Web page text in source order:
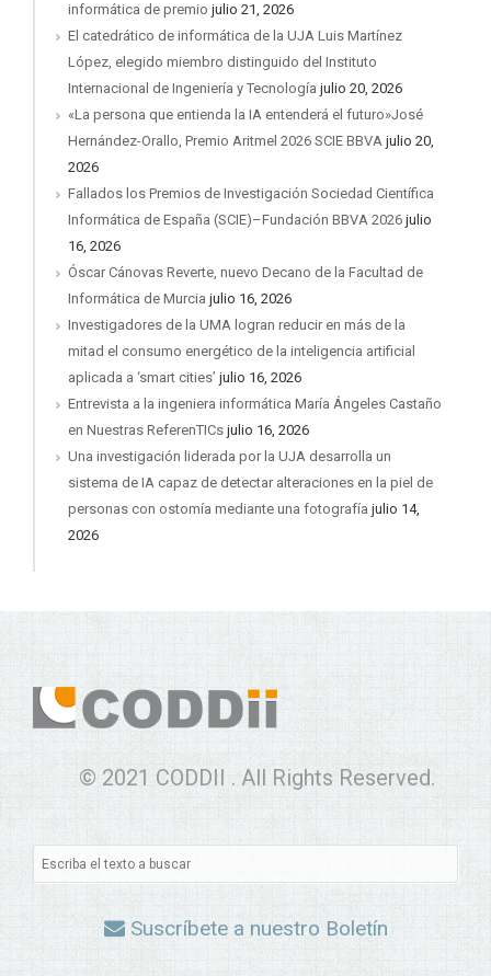
informática de premio julio 21, 2026
El catedrático de informática de la UJA Luis Martínez
López, elegido miembro distinguido del Instituto
Internacional de Ingeniería y Tecnología julio 20, 2026
«La persona que entienda la IA entenderá el futuro»José
Hernández-Orallo, Premio Aritmel 2026 SCIE BBVA julio 20,
2026
Fallados los Premios de Investigación Sociedad Científica
Informática de España (SCIE)–Fundación BBVA 2026 julio
16, 2026
Óscar Cánovas Reverte, nuevo Decano de la Facultad de
Informática de Murcia julio 16, 2026
Investigadores de la UMA logran reducir en más de la
mitad el consumo energético de la inteligencia artificial
aplicada a ‘smart cities’ julio 16, 2026
Entrevista a la ingeniera informática María Ángeles Castaño
en Nuestras ReferenTICs julio 16, 2026
Una investigación liderada por la UJA desarrolla un
sistema de IA capaz de detectar alteraciones en la piel de
personas con ostomía mediante una fotografía julio 14,
2026
© 2021 CODDII . All Rights Reserved.
Suscríbete a nuestro Boletín